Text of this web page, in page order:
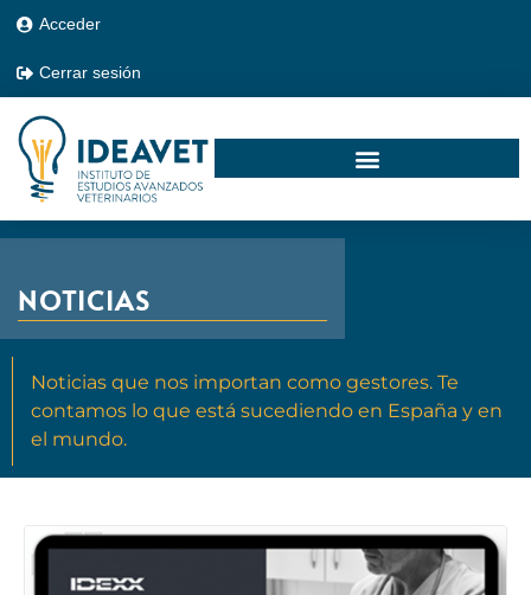
Acceder
Cerrar sesión
NOTICIAS
Noticias que nos importan como gestores. Te
contamos lo que está sucediendo en España y en
el mundo.